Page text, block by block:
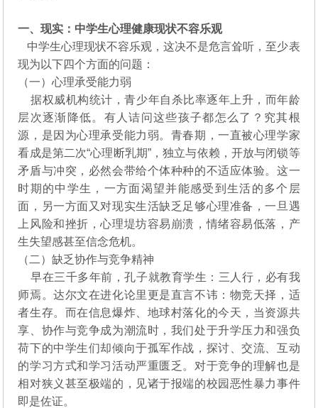
一、现实：中学生心理健康现状不容乐观
中学生心理现状不容乐观，这决不是危言耸听，至少表
现为以下四个方面的问题：
（一）心理承受能力弱
据权威机构统计，青少年自杀比率逐年上升，而年龄
层次逐渐降低。有人诘问这些孩子都怎么了？究其根
源，是因为心理承受能力弱。青春期，一直被心理学家
看成是第二次“心理断乳期”，独立与依赖，开放与闭锁等
矛盾与冲突，必然会带给个体种种的不适应体验。这一
时期的中学生，一方面渴望并能感受到生活的多个层
面，另一方面又对现实生活缺乏足够心理准备，一旦遇
上风险和挫折，心理堤坊容易崩溃，情绪容易低落，产
生失望感甚至信念危机。
（二）缺乏协作与竞争精神
早在三千多年前，孔子就教育学生：三人行，必有我
师焉。达尔文在进化论里更是直言不讳：物竞天择，适
者生存。而在信息爆炸、地球村落化的今天，当资源共
享、协作与竞争成为潮流时，我们处于升学压力和强负
荷下的中学生们却倾向于孤军作战，探讨、交流、互动
的学习方式和学习活动严重匮乏。对于竞争的理解也是
相对狭义甚至极端的，见诸于报端的校园恶性暴力事件
即是佐证。